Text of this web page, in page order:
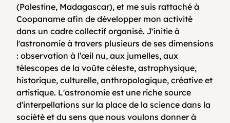
(Palestine, Madagascar), et me suis rattaché à
Coopaname afin de développer mon activité
dans un cadre collectif organisé. J'initie à
l'astronomie à travers plusieurs de ses dimensions
: observation à l’œil nu, aux jumelles, aux
télescopes de la voûte céleste, astrophysique,
historique, culturelle, anthropologique, créative et
artistique. L'astronomie est une riche source
d'interpellations sur la place de la science dans la
société et du sens que nous voulons donner à